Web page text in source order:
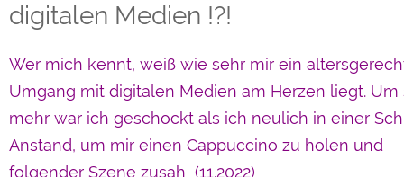
digitalen Medien !?!
Wer mich kennt, weiß wie sehr mir ein
Umgang mit digitalen Medien am Herzen liegt. Um
mehr war ich geschockt als ich neulich in einer
Anstand, um mir einen Cappuccino zu holen und
folgender Szene zusah (11.2022)